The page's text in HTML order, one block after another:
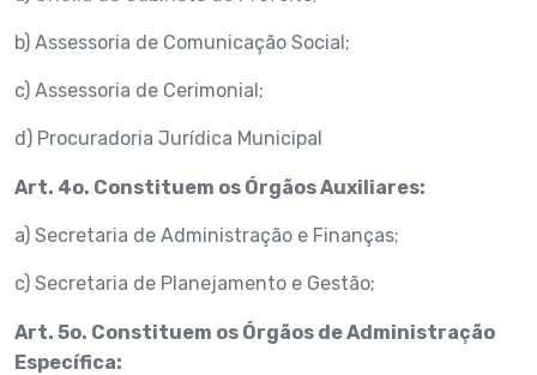
b) Assessoria de Comunicação Social;
c) Assessoria de Cerimonial;
d) Procuradoria Jurídica Municipal
Art. 4o. Constituem os Órgãos Auxiliares:
a) Secretaria de Administração e Finanças;
c) Secretaria de Planejamento e Gestão;
Art. 5o. Constituem os Órgãos de Administração
Específica: